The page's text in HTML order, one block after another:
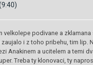
velkolepe podivane a zklamana
i z toho pribehu, tim lip.
Anakinem a ucitelem a temi
Treba ty klonovaci, ty